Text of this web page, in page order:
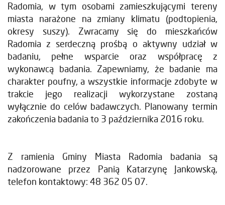
Radomia, w tym osobami zamieszkującymi tereny
miasta narażone na zmiany klimatu (podtopienia,
okresy suszy). Zwracamy się do mieszkańców
Radomia z serdeczną prośbą o aktywny udział w
badaniu, pełne wsparcie oraz współpracę z
wykonawcą badania. Zapewniamy, że badanie ma
charakter poufny, a wszystkie informacje zdobyte w
trakcie jego realizacji wykorzystane zostaną
wyłącznie do celów badawczych. Planowany termin
zakończenia badania to 3 października 2016 roku.
Z ramienia Gminy Miasta Radomia badania są
nadzorowane przez Panią Katarzynę Jankowską,
telefon kontaktowy: 48 362 05 07.